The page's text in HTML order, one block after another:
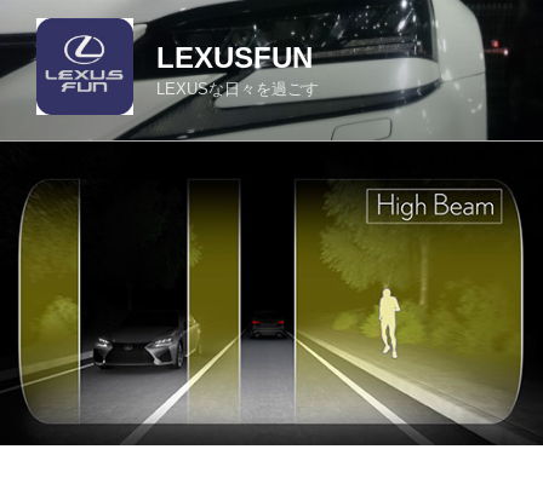
ン
テ
LEXUSFUN
LEXUSな日々を過ごす